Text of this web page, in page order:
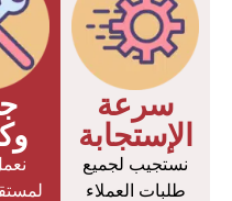
سرعة
الإستجابة
نستجيب لجميع
طلبات العملاء